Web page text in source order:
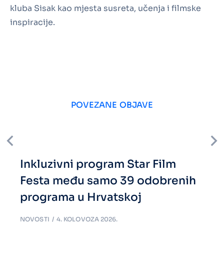
kluba Sisak kao mjesta susreta, učenja i filmske
inspiracije.
POVEZANE OBJAVE
Inkluzivni program Star Film
Festa među samo 39 odobrenih
programa u Hrvatskoj
NOVOSTI 4. KOLOVOZA 2026.